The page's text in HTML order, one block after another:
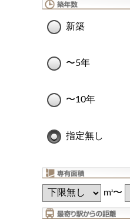
新築
〜5年
〜10年
指定無し
m2〜